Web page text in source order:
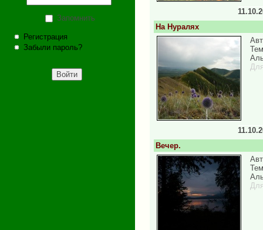
Запомнить
Регистрация
Забыли пароль?
На Нуралях
Вечер.